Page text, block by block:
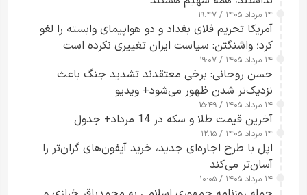
۱۴ مرداد ۱۴۰۵ / ۱۹:۴۷
آمریکا تحریم فلای بغداد و دو هواپیمای وابسته را لغو
کرد؛ واشنگتن: سیاست ایران تغییری نکرده است
۱۴ مرداد ۱۴۰۵ / ۱۹:۰۷
حسن روحانی: برخی معتقدند تشدید جنگ باعث
نزدیک‌تر شدن ظهور می‌شود+ ویدیو
۱۴ مرداد ۱۴۰۵ / ۱۵:۴۹
آخرین قیمت طلا و سکه در 14 مرداد+ جدول
۱۴ مرداد ۱۴۰۵ / ۱۲:۱۵
اپل با طرح اجاره‌ای جدید، خرید آیفون‌های گران‌تر را
آسان‌تر می‌کند
۱۴ مرداد ۱۴۰۵ / ۱۰:۰۵